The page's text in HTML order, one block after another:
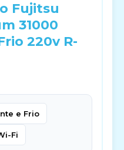
Fujitsu
31000
220v R-
e Frio
Fi